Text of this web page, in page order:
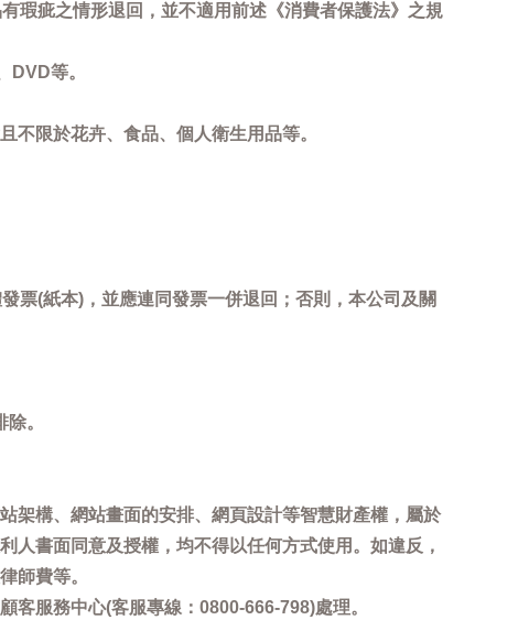
瑕疵之情形退回，並不適用前述《消費者保護法》之規
DVD等。
不限於花卉、食品、個人衛生用品等。
票(紙本)，並應連同發票一併退回；否則，本公司及關
。
架構、網站畫面的安排、網頁設計等智慧財產權，屬於
人書面同意及授權，均不得以任何方式使用。如違反，
師費等。
服務中心(客服專線：0800-666-798)處理。